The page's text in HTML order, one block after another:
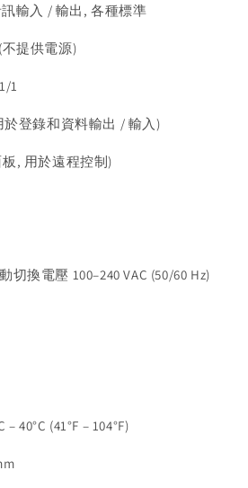
輸入 / 輸出, 各種標準
提供電源)
1
於登錄和資料輸出 / 輸入)
板, 用於遠程控制)
換電壓 100–240 VAC (50/60 Hz)
40°C (41°F – 104°F)